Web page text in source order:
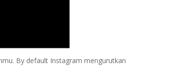
By default Instagram mengurutkan